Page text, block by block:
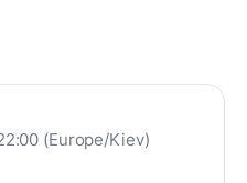
(Europe/Kiev)